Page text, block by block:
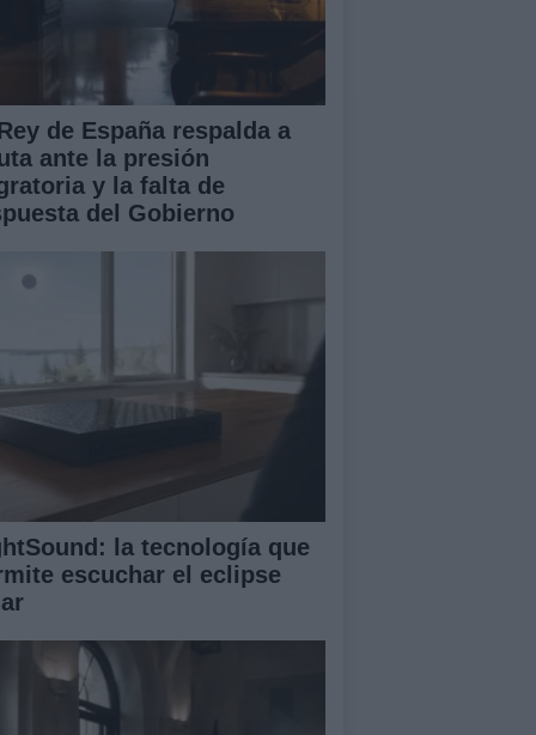
de España respalda a
ante la presión
y la falta de
del Gobierno
la tecnología que
escuchar el eclipse